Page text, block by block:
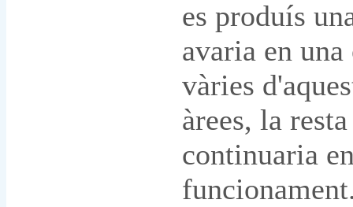
es produís
avaria en una
vàries
àrees, la resta
continuaria